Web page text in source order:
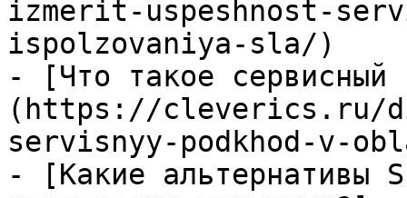
izmerit-uspeshnost-
ispolzovaniya-sla/)
- [Что такое сервисный
(https://cleverics.ru/
servisnyy-podkhod-v-
- [Какие альтернативы